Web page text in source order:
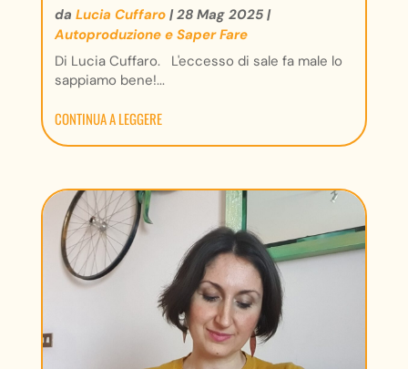
da Lucia Cuffaro|28 Mag 2025|
Autoproduzione e Saper Fare
Di Lucia Cuffaro. L'eccesso di sale fa male lo
sappiamo bene!...
CONTINUA A LEGGERE